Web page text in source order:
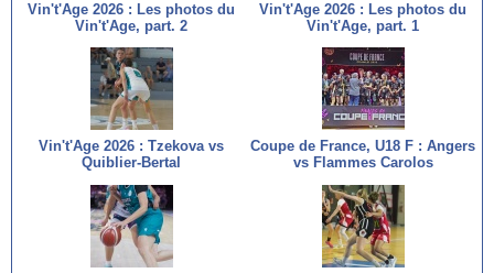
Vin't'Age 2026 : Les photos du
Vin't'Age, part. 2
Vin't'Age 2026 : Les photos du
Vin't'Age, part. 1
Vin't'Age 2026 : Tzekova vs
Quiblier-Bertal
Coupe de France, U18 F : Angers
vs Flammes Carolos